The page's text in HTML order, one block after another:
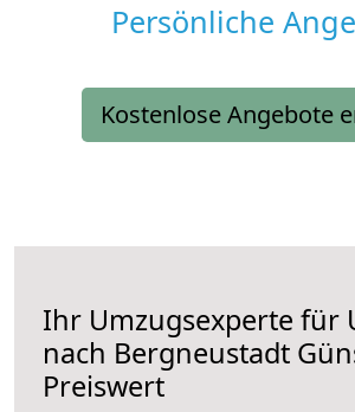
Persönliche
Kostenlose Angebote
Ihr Umzugsexperte für
nach Bergneustadt
Preiswert